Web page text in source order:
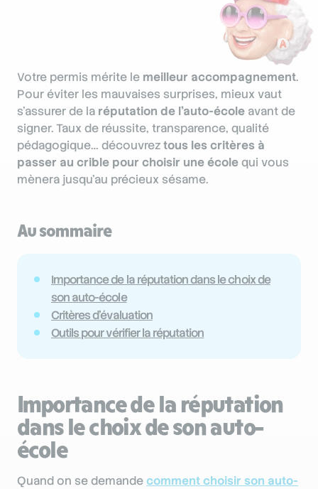
Votre permis mérite le meilleur accompagnement.
Pour éviter les mauvaises surprises, mieux vaut
s’assurer de la réputation de l’auto-école avant de
signer. Taux de réussite, transparence, qualité
pédagogique… découvreztous les critères à
passer au crible pour choisir une écolequi vous
mènera jusqu’au précieux sésame.
Au sommaire
Importance de la réputation dans le choix de
son auto-école
Critères d’évaluation
Outils pour vérifier la réputation
Importance de la réputation
dans le choix de son auto-
école
Quand on se demandecomment choisir son auto-